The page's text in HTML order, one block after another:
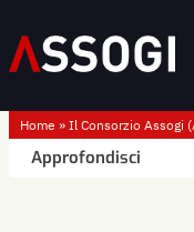
Approfondisci
Home » Il Consorzio Assogi
consorzio